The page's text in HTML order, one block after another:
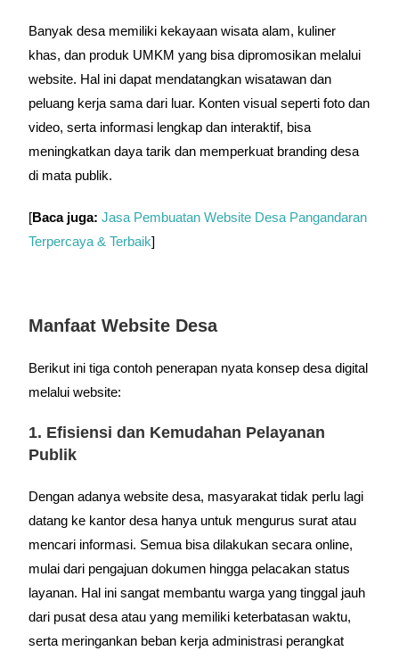
Banyak desa memiliki kekayaan wisata alam, kuliner
khas, dan produk UMKM yang bisa dipromosikan melalui
website. Hal ini dapat mendatangkan wisatawan dan
peluang kerja sama dari luar. Konten visual seperti foto dan
video, serta informasi lengkap dan interaktif, bisa
meningkatkan daya tarik dan memperkuat branding desa
di mata publik.
[Baca juga: Jasa Pembuatan Website Desa Pangandaran
Terpercaya & Terbaik]
Manfaat Website Desa
Berikut ini tiga contoh penerapan nyata konsep desa digital
melalui website:
1. Efisiensi dan Kemudahan Pelayanan
Publik
Dengan adanya website desa, masyarakat tidak perlu lagi
datang ke kantor desa hanya untuk mengurus surat atau
mencari informasi. Semua bisa dilakukan secara online,
mulai dari pengajuan dokumen hingga pelacakan status
layanan. Hal ini sangat membantu warga yang tinggal jauh
dari pusat desa atau yang memiliki keterbatasan waktu,
serta meringankan beban kerja administrasi perangkat